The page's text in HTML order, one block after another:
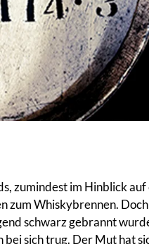
zumindest im Hinblick auf
Whiskybrennen.
schwarz gebrannt
sich trug. Der Mut hat